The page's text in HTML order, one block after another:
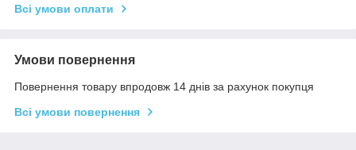
Всі умови оплати
Умови повернення
Повернення товару впродовж 14 днів за рахунок покупця
Всі умови повернення